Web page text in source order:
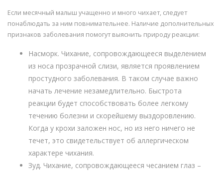
Если месячный малыш учащенно и много чихает, следует
понаблюдать за ним повнимательнее. Наличие дополнительных
признаков заболевания помогут выяснить природу реакции:
Насморк. Чихание, сопровождающееся выделением
из носа прозрачной слизи, является проявлением
простудного заболевания. В таком случае важно
начать лечение незамедлительно. Быстрота
реакции будет способствовать более легкому
течению болезни и скорейшему выздоровлению.
Когда у крохи заложен нос, но из него ничего не
течет, это свидетельствует об аллергическом
характере чихания.
Зуд. Чихание, сопровождающееся чесанием глаз –